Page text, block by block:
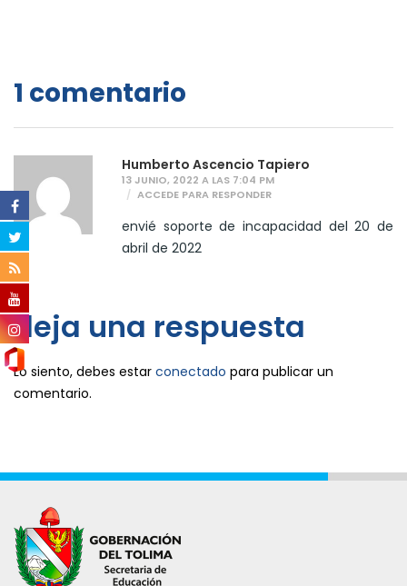
1 comentario
Humberto Ascencio Tapiero
13 JUNIO, 2022 A LAS 7:04 PM
ACCEDE PARA RESPONDER
envié soporte de incapacidad del 20 de
abril de 2022
deja una respuesta
Lo siento, debes estar conectado para publicar un
comentario.